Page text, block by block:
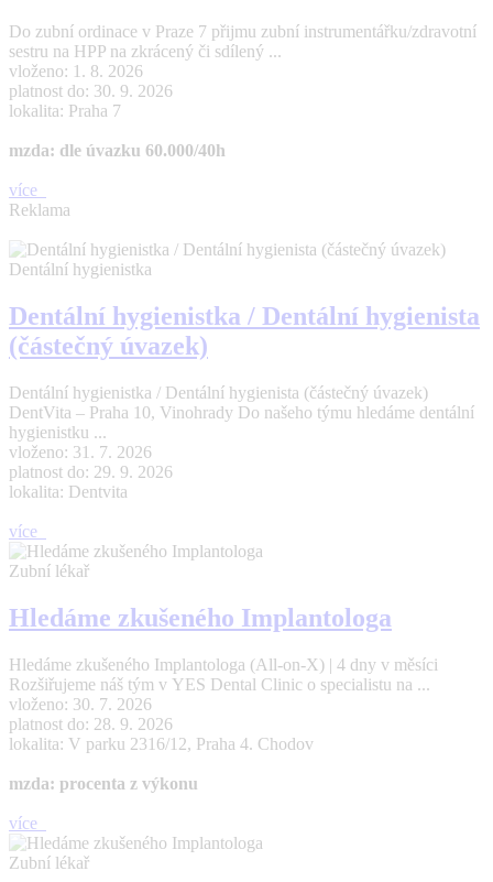
Do zubní ordinace v Praze 7 přijmu zubní instrumentářku/zdravotní
sestru na HPP na zkrácený či sdílený ...
vloženo: 1. 8. 2026
platnost do: 30. 9. 2026
lokalita: Praha 7
mzda: dle úvazku 60.000/40h
více
Reklama
Dentální hygienistka
Dentální hygienistka / Dentální hygienista
(částečný úvazek)
Dentální hygienistka / Dentální hygienista (částečný úvazek)
DentVita – Praha 10, Vinohrady Do našeho týmu hledáme dentální
hygienistku ...
vloženo: 31. 7. 2026
platnost do: 29. 9. 2026
lokalita: Dentvita
více
Zubní lékař
Hledáme zkušeného Implantologa
Hledáme zkušeného Implantologa (All-on-X) | 4 dny v měsíci
Rozšiřujeme náš tým v YES Dental Clinic o specialistu na ...
vloženo: 30. 7. 2026
platnost do: 28. 9. 2026
lokalita: V parku 2316/12, Praha 4. Chodov
mzda: procenta z výkonu
více
Zubní lékař